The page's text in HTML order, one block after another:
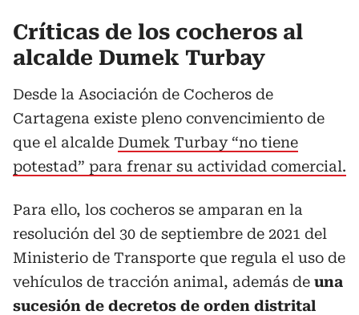
Críticas de los cocheros al
alcalde Dumek Turbay
Desde la Asociación de Cocheros de
Cartagena existe pleno convencimiento de
que el alcalde Dumek Turbay “no tiene
potestad” para frenar su actividad comercial.
Para ello, los cocheros se amparan en la
resolución del 30 de septiembre de 2021 del
Ministerio de Transporte que regula el uso de
vehículos de tracción animal, además de una
sucesión de decretos de orden distrital